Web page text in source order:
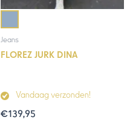
Jeans
FLOREZ JURK DINA
Vandaag verzonden!
€139,95